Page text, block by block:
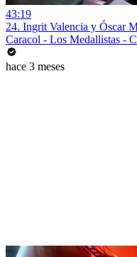
43:19
24. Ingrit Valencia y Óscar
Caracol - Los Medallistas -
hace 3 meses